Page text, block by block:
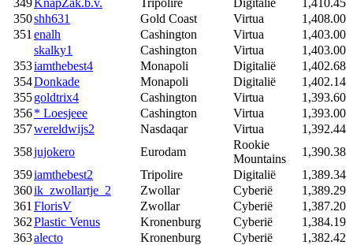
350shh631 Gold Coast Virtua
1,408.00
351 enalh Cashington Virtua
1,403.00
skalky1
Cashington Virtua
1,403.00
353iamthebest4 Monapoli Digitalië
1,402.68
354Donkade Monapoli Digitalië
1,402.14
355goldtrix4 Cashington Virtua
1,393.60
356* Loesjeee Cashington Virtua
1,393.00
357wereldwijs2 Nasdaqar Virtua
1,392.44
358jujokero Eurodam
Rookie
Mountains
1,390.38
359iamthebest2 Tripolire Digitalië
1,389.34
360ik_zwollartje_2 Zwollar Cyberië
1,389.29
361 FlorisV Zwollar Cyberië
1,387.20
362Plastic Venus Kronenburg Cyberië
1,384.19
363alecto Kronenburg Cyberië
1,382.42